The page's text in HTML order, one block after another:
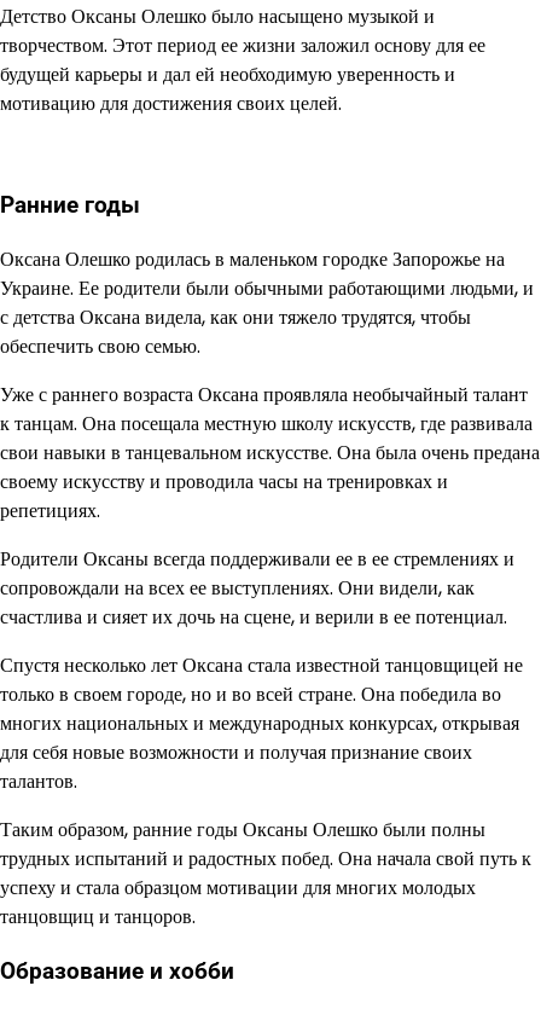
Детство Оксаны Олешко было насыщено музыкой и
творчеством. Этот период ее жизни заложил основу для ее
будущей карьеры и дал ей необходимую уверенность и
мотивацию для достижения своих целей.
Ранние годы
Оксана Олешко родилась в маленьком городке Запорожье на
Украине. Ее родители были обычными работающими людьми, и
с детства Оксана видела, как они тяжело трудятся, чтобы
обеспечить свою семью.
Уже с раннего возраста Оксана проявляла необычайный талант
к танцам. Она посещала местную школу искусств, где развивала
свои навыки в танцевальном искусстве. Она была очень предана
своему искусству и проводила часы на тренировках и
репетициях.
Родители Оксаны всегда поддерживали ее в ее стремлениях и
сопровождали на всех ее выступлениях. Они видели, как
счастлива и сияет их дочь на сцене, и верили в ее потенциал.
Спустя несколько лет Оксана стала известной танцовщицей не
только в своем городе, но и во всей стране. Она победила во
многих национальных и международных конкурсах, открывая
для себя новые возможности и получая признание своих
талантов.
Таким образом, ранние годы Оксаны Олешко были полны
трудных испытаний и радостных побед. Она начала свой путь к
успеху и стала образцом мотивации для многих молодых
танцовщиц и танцоров.
Образование и хобби